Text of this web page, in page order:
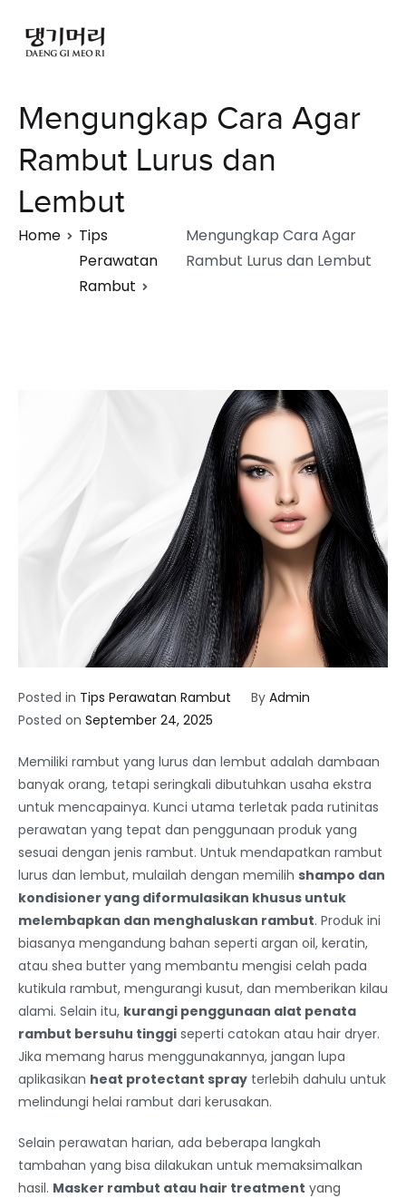
Mengungkap Cara Agar
Rambut Lurus dan
Lembut
Home
Tips
Perawatan
Rambut
Mengungkap Cara Agar
Rambut Lurus dan Lembut
Posted in Tips Perawatan Rambut By Admin
Posted on September 24, 2025
Memiliki rambut yang lurus dan lembut adalah dambaan
banyak orang, tetapi seringkali dibutuhkan usaha ekstra
untuk mencapainya. Kunci utama terletak pada rutinitas
perawatan yang tepat dan penggunaan produk yang
sesuai dengan jenis rambut. Untuk mendapatkan rambut
lurus dan lembut, mulailah dengan memilih shampo dan
kondisioner yang diformulasikan khusus untuk
melembapkan dan menghaluskan rambut. Produk ini
biasanya mengandung bahan seperti argan oil, keratin,
atau shea butter yang membantu mengisi celah pada
kutikula rambut, mengurangi kusut, dan memberikan kilau
alami. Selain itu, kurangi penggunaan alat penata
rambut bersuhu tinggi seperti catokan atau hair dryer.
Jika memang harus menggunakannya, jangan lupa
aplikasikan heat protectant spray terlebih dahulu untuk
melindungi helai rambut dari kerusakan.
Selain perawatan harian, ada beberapa langkah
tambahan yang bisa dilakukan untuk memaksimalkan
hasil. Masker rambut atau hair treatment yang